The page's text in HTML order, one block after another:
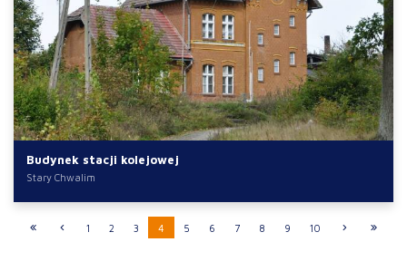
Budynek stacji kolejowej
Stary Chwalim
1 2 3 4 5 6 7 8 9 10